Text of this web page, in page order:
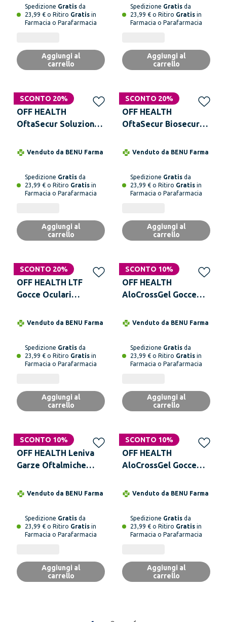
Spedizione Gratis da
23,99 € o Ritiro Gratis in
Farmacia o Parafarmacia
Aggiungi al
carrello
Spedizione Gratis da
23,99 € o Ritiro Gratis in
Farmacia o Parafarmacia
Aggiungi al
carrello
SCONTO 20%
OFF HEALTH
OftaSecur Soluzione
Venduto da BENU Farma
Spedizione Gratis da
23,99 € o Ritiro Gratis in
Farmacia o Parafarmacia
Aggiungi al
carrello
SCONTO 20%
OFF HEALTH
OftaSecur Biosecur
Venduto da BENU Farma
Spedizione Gratis da
23,99 € o Ritiro Gratis in
Farmacia o Parafarmacia
Aggiungi al
carrello
SCONTO 20%
OFF HEALTH LTF
Gocce Oculari
ml
Venduto da BENU Farma
Spedizione Gratis da
23,99 € o Ritiro Gratis in
Farmacia o Parafarmacia
Aggiungi al
carrello
SCONTO 10%
OFF HEALTH
AloCrossGel Gocce
Da 0,35 ml
Venduto da BENU Farma
Spedizione Gratis da
23,99 € o Ritiro Gratis in
Farmacia o Parafarmacia
Aggiungi al
carrello
SCONTO 10%
OFF HEALTH Leniva
Garze Oftalmiche
Venduto da BENU Farma
Spedizione Gratis da
23,99 € o Ritiro Gratis in
Farmacia o Parafarmacia
Aggiungi al
carrello
SCONTO 10%
OFF HEALTH
AloCrossGel Gocce
da 0,35 ml
Venduto da BENU Farma
Spedizione Gratis da
23,99 € o Ritiro Gratis in
Farmacia o Parafarmacia
Aggiungi al
carrello